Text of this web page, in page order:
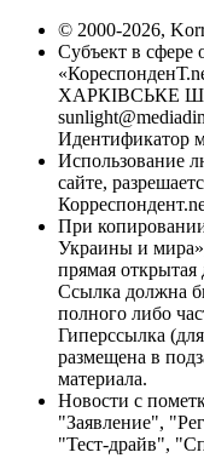
© 2000-2026,
Субъект в сфере
ХАРКІВСЬКЕ
Идентификатор
Использование
сайте,
При
Украины и
прямая открытая
Ссылка должна
полного либо
Гиперссылка
размещена в
материала.
Новости с
"Заявление",
"Тест-драйв",